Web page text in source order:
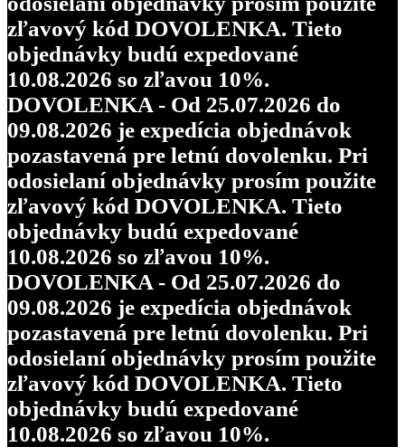
zľavový kód DOVOLENKA. Tieto
objednávky budú expedované
10.08.2026 so zľavou 10%.
DOVOLENKA - Od 25.07.2026 do
09.08.2026 je expedícia objednávok
pozastavená pre letnú dovolenku. Pri
odosielaní objednávky prosím použite
zľavový kód DOVOLENKA. Tieto
objednávky budú expedované
10.08.2026 so zľavou 10%.
DOVOLENKA - Od 25.07.2026 do
09.08.2026 je expedícia objednávok
pozastavená pre letnú dovolenku. Pri
odosielaní objednávky prosím použite
zľavový kód DOVOLENKA. Tieto
objednávky budú expedované
10.08.2026 so zľavou 10%.